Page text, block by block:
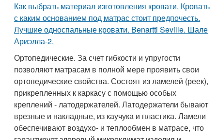
Как выбрать материал изготовления кровати. Кровать
с каким основанием под матрас стоит предпочесть.
Лучшие односпальные кровати. Benartti Seville. Шале
Ариэлла-2.
Ортопедические. За счет гибкости и упругости
позволяют матрасам в полной мере проявить свои
ортопедические свойства. Состоят из ламелей (реек),
прикрепленных к каркасу с помощью особых
креплений - латодержателей. Латодержатели бывают
врезные и накладные, из каучука и пластика. Ламели
обеспечивают воздухо- и теплообмен в матрасе, что